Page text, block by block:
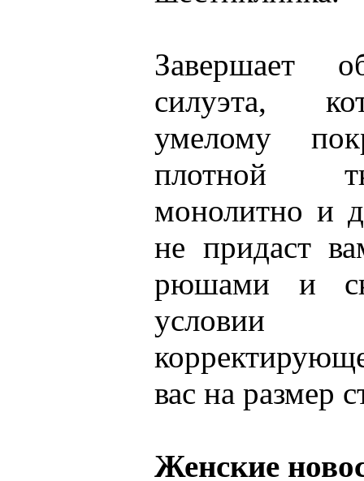
Завершает
силуэта,
умелому
плотной
монолитно и
не придаст
рюшами и
условии
вас на размер
Женские